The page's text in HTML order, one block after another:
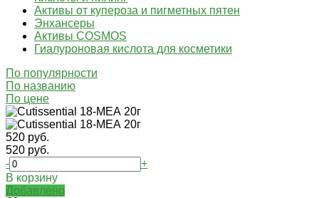
Активы от купероза и пигметных пятен
Энхансеры
Активы COSMOS
Гиалуроновая кислота для косметики
По популярности
По названию
По цене
520 руб.
520 руб.
-
+
В корзину
Добавлено